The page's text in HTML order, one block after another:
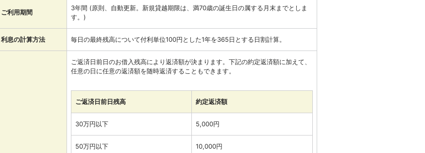
ご利用期間
3年間 (原則、自動更新。新規貸越期限は、満70歳の誕生日の属する月末までとしま
す。)
利息の計算方法 毎日の最終残高について付利単位100円とした1年を365日とする日割計算。
ご返済日前日のお借入残高により返済額が決まります。下記の約定返済額に加えて、
任意の日に任意の返済額を随時返済することもできます。
ご返済日前日残高 約定返済額
30万円以下 5,000円
50万円以下 10,000円